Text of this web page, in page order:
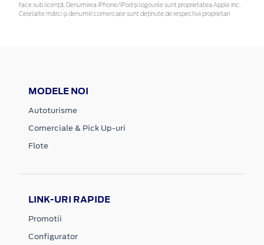
face sub licență. Denumirea iPhone/iPod și logourile sunt proprietatea Apple Inc.
Celelalte mărci și denumiri comerciale sunt deținute de respectivii proprietari
MODELE NOI
Autoturisme
Comerciale & Pick Up-uri
Flote
LINK-URI RAPIDE
Promotii
Configurator